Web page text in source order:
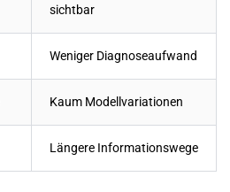
sichtbar
Weniger Diagnoseaufwand
Kaum Modellvariationen
Längere Informationswege